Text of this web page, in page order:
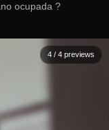
ocupada ?
4 / 4 previews